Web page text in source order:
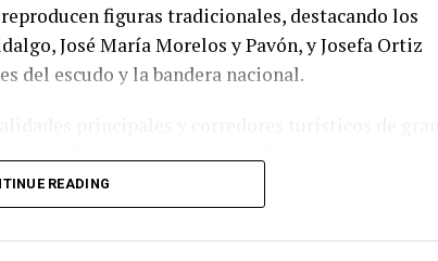
figuras tradicionales, destacando los
José María Morelos y Pavón, y Josefa Ortiz
del escudo y la bandera nacional.
de Palafox y Mendoza, el Paseo Bravo, la
el Puente de Ovando y el Barrio de Analco. El
los espacios públicos y fomentar la visita
temporada patria.
READING